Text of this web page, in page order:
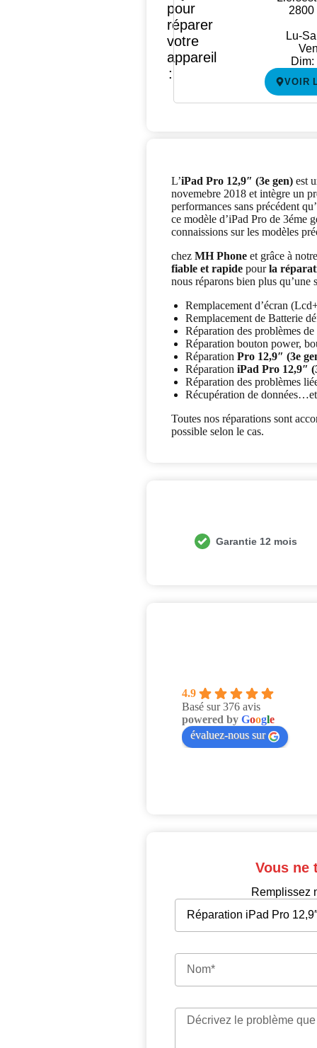
pour
réparer
votre
appareil
:
2800
Lu-
Dim:
VOIR
L’iPad Pro 12,9″ (3e gen) est
novemebre 2018 et intègre un
performances sans précédent
ce modèle d’iPad Pro de 3éme
connaissions sur les modèles
chez MH Phone et grâce à
fiable et rapide pourla
nous réparons bien plus
Remplacement d’écran
Remplacement de Batterie
Réparation des problèmes
Réparation bouton power,
Réparation Pro 12,9″ (3e
Réparation iPad Pro 12,9″
Réparation des problèmes
Récupération de
Toutes nos réparations sont
possible selon le cas.
Garantie 12 mois
4.9
Basé sur 376 avis
powered byGoogle
évaluez-nous sur
Vous ne
Remplissez